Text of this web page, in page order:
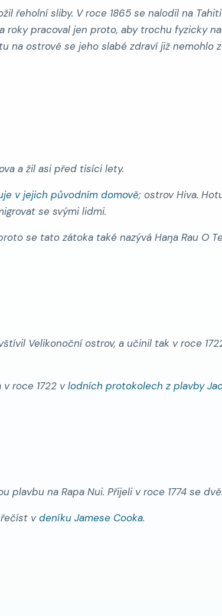
řeholní sliby. V roce 1865 se nalodil na
roky pracoval jen proto, aby trochu fyzicky
ostrově se jeho slabé zdraví již nemohlo
a žil asi před tisíci lety.
v jejich původním domově; ostrov Hiva.
se svými lidmi.
se tato zátoka také nazývá Haŋa Rau O
Velikonoční ostrov, a učinil tak v roce
roce 1722 vlodních protokolech z plavby
na Rapa Nui. Přijeli v roce 1774 se
vdeníku Jamese Cooka.